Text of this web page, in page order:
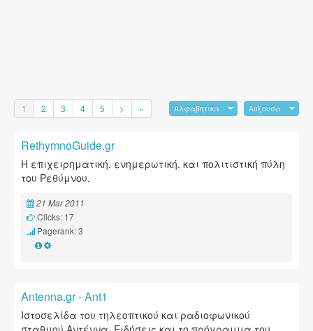
Αλφαβητικά Αύξουσα
1 2 3 4 5 > »
RethymnoGuide.gr
Η επιχειρηματική. ενημερωτική. και πολιτιστική πύλη
του Ρεθύμνου.
21 Mar 2011
Clicks: 17
Pagerank: 3
Antenna.gr - Ant1
Ιστοσελίδα του τηλεοπτικού και ραδιοφωνικού